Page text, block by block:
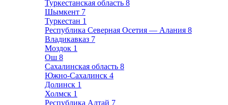
Туркестанская область 8
Шымкент 7
Туркестан 1
Республика Северная Осетия — Алания 8
Владикавказ 7
Моздок 1
Ош 8
Сахалинская область 8
Южно-Сахалинск 4
Долинск 1
Холмск 1
Республика Алтай 7